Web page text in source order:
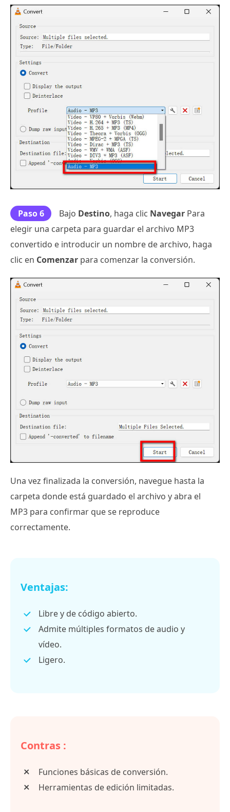
Paso 6 Bajo Destino, haga clic Navegar Para
elegir una carpeta para guardar el archivo MP3
convertido e introducir un nombre de archivo, haga
clic en Comenzar para comenzar la conversión.
Una vez finalizada la conversión, navegue hasta la
carpeta donde está guardado el archivo y abra el
MP3 para confirmar que se reproduce
correctamente.
Ventajas:
Libre y de código abierto.
Admite múltiples formatos de audio y
vídeo.
Ligero.
Contras :
Funciones básicas de conversión.
Herramientas de edición limitadas.